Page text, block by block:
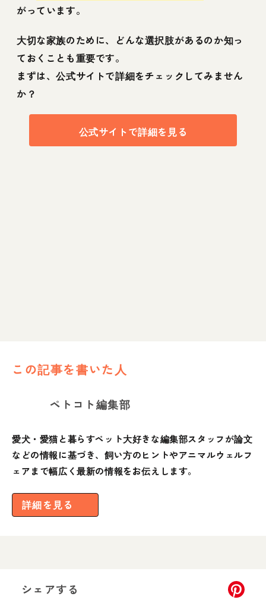
がっています。
大切な家族のために、どんな選択肢があるのか知っ
ておくことも重要です。
まずは、公式サイトで詳細をチェックしてみません
か？
公式サイトで詳細を見る
この記事を書いた人
ペトコト編集部
愛犬・愛猫と暮らすペット大好きな編集部スタッフが論文
などの情報に基づき、飼い方のヒントやアニマルウェルフ
ェアまで幅広く最新の情報をお伝えします。
詳細を見る
シェアする